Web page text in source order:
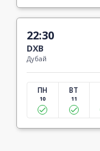
22:30
DXB
Дубай
ПН
10
ВТ
11